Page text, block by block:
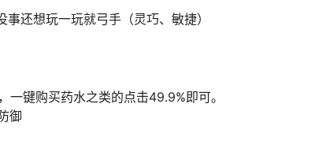
还想玩一玩就弓手（灵巧、敏捷）
键购买药水之类的点击49.9%即可。
御